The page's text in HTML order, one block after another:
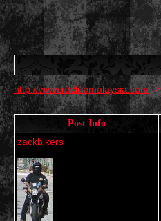
http://www.rdclubmalaysia.com->
Post Info
zackbikers